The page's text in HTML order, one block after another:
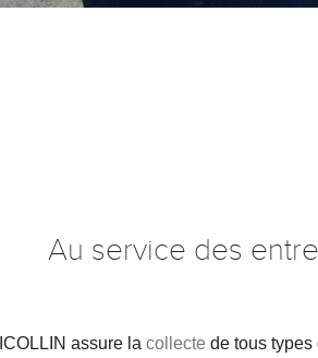
Au service des
assure la collecte de tous